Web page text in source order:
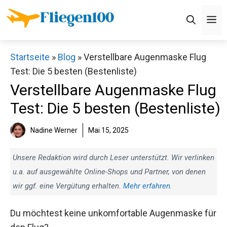
Zum
Inhalt
Startseite » Blog »Verstellbare Augenmaske Flug
Test: Die 5 besten (Bestenliste)
Verstellbare Augenmaske Flug
Test: Die 5 besten (Bestenliste)
Nadine Werner Mai 15, 2025
Unsere Redaktion wird durch Leser unterstützt. Wir verlinken
u.a. auf ausgewählte Online-Shops und Partner, von denen
wir ggf. eine Vergütung erhalten. Mehr erfahren.
Du möchtest keine unkomfortable Augenmaske für